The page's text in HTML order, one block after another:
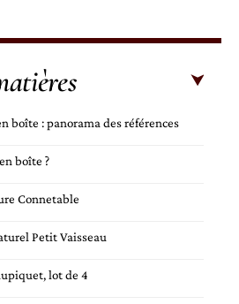
boîte : panorama des références
boîte ?
Connetable
Petit Vaisseau
lot de 4